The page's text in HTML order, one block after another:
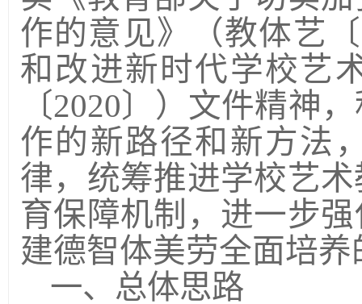
作的意见》（教体艺〔
和改进新时代学校艺
〔2020〕）文件精神
作的新路径和新方法
律，统筹推进学校艺
育保障机制，进一步
建德智体美劳全面培
一、总体思路